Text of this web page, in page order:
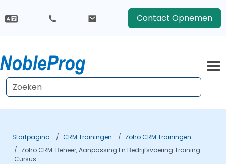
Contact Opnemen
Startpagina CRM Trainingen
Zoho CRM Trainingen
Zoho CRM: Beheer, Aanpassing En Bedrijfsvoering Training
Cursus